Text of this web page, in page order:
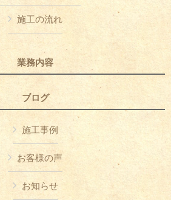
施工の流れ
業務内容
ブログ
施工事例
お客様の声
お知らせ